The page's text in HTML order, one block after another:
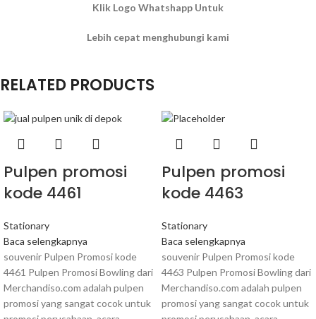
Klik Logo Whatshapp Untuk
Lebih cepat menghubungi kami
RELATED PRODUCTS
Pulpen promosi
kode 4461
Stationary
Baca selengkapnya
souvenir Pulpen Promosi kode
4461 Pulpen Promosi Bowling dari
Merchandiso.com adalah pulpen
promosi yang sangat cocok untuk
Pulpen promosi
kode 4463
Stationary
Baca selengkapnya
souvenir Pulpen Promosi kode
4463 Pulpen Promosi Bowling dari
Merchandiso.com adalah pulpen
promosi yang sangat cocok untuk